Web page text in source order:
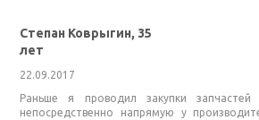
Степан Коврыгин, 35
лет
22.09.2017
Раньше я проводил закупки
непосредственно напрямую у